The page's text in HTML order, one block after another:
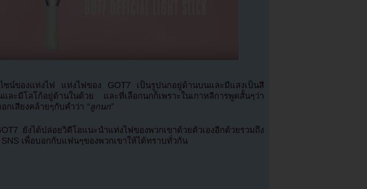
ซน์ของแท่งไฟ แท่งไฟของ GOT7 เป็นรูปนกอยู่ด้านบนและมีแสงเป็นสี
และมีโลโก้อยู่ด้านในด้วย และที่เลือกนกก็เพราะในเกาหลีการพูดสั้นๆว่า
อกเสียงคล้ายๆกับคำว่า “ลูกนก”
ยังได้ปล่อยวิดีโอแนะนำแท่งไฟของพวกเขาด้วยตัวเองอีกด้วยรวมถึง
เพื่อบอกกับแฟนๆของพวกเขาให้ได้ทราบทั่วกัน